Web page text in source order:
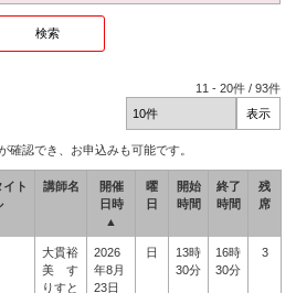
11 -20件 /93件
確認でき、お申込みも可能です。
イト
講師名
開催
日時
▲
曜
日
開始
時間
終了
時間
残
席
大貫裕
美 す
りすと
2026
年8月
23日
日
13時
30分
16時
30分
3